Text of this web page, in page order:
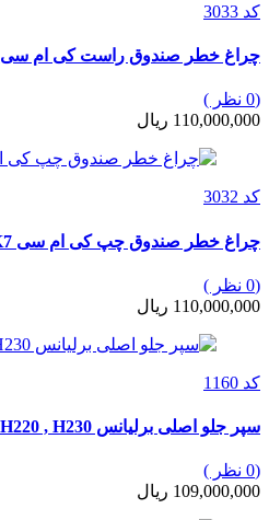
کد 3033
چراغ خطر صندوق راست کی ام سی K7
(0 نظر )
110,000,000 ریال
کد 3032
چراغ خطر صندوق چپ کی ام سی K7
(0 نظر )
110,000,000 ریال
کد 1160
سپر جلو اصلی برلیانس H220 , H230 (صلیبی)
(0 نظر )
109,000,000 ریال